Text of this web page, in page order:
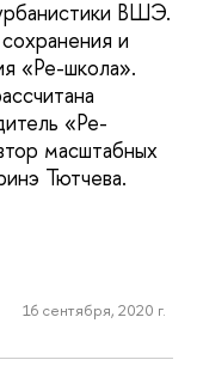
ВШЭ.
и
«Ре-школа».
«Ре-
масштабных
Тютчева.
16 сентября, 2020 г.